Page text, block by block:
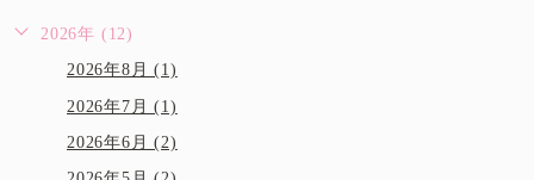
2026年 (12)
2026年8月 (1)
2026年7月 (1)
2026年6月 (2)